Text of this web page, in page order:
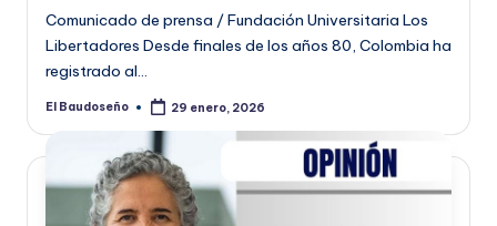
Comunicado de prensa / Fundación Universitaria Los
Libertadores Desde finales de los años 80, Colombia ha
registrado al…
Publicado
El Baudoseño 29 enero, 2026